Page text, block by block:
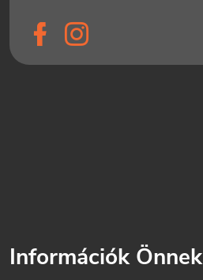
Információk Önnek